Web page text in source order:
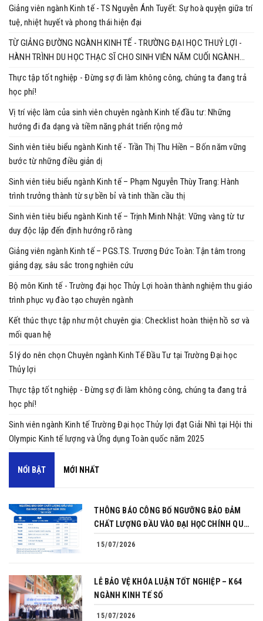
Giảng viên ngành Kinh tế - TS Nguyễn Ánh Tuyết: Sự hoà quyện giữa trí
tuệ, nhiệt huyết và phong thái hiện đại
TỪ GIẢNG ĐƯỜNG NGÀNH KINH TẾ - TRƯỜNG ĐẠI HỌC THUỶ LỢI -
HÀNH TRÌNH DU HỌC THẠC SĨ CHO SINH VIÊN NĂM CUỐI NGÀNH
KINH TẾ
Thực tập tốt nghiệp - Đừng sợ đi làm không công, chúng ta đang trả
học phí!
Vị trí việc làm của sinh viên chuyên ngành Kinh tế đầu tư: Những
hướng đi đa dạng và tiềm năng phát triển rộng mở
Sinh viên tiêu biểu ngành Kinh tế - Trần Thị Thu Hiền – Bốn năm vững
bước từ những điều giản dị
Sinh viên tiêu biểu ngành Kinh tế – Phạm Nguyễn Thùy Trang: Hành
trình trưởng thành từ sự bền bỉ và tinh thần cầu thị
Sinh viên tiêu biểu ngành Kinh tế – Trịnh Minh Nhật: Vững vàng từ tư
duy độc lập đến định hướng rõ ràng
Giảng viên ngành Kinh tế – PGS.TS. Trương Đức Toàn: Tận tâm trong
giảng dạy, sâu sắc trong nghiên cứu
Bộ môn Kinh tế - Trường đại học Thủy Lợi hoàn thành nghiệm thu giáo
trình phục vụ đào tạo chuyên ngành
Kết thúc thực tập như một chuyên gia: Checklist hoàn thiện hồ sơ và
mối quan hệ
5 lý do nên chọn Chuyên ngành Kinh Tế Đầu Tư tại Trường Đại học
Thủy lợi
Thực tập tốt nghiệp - Đừng sợ đi làm không công, chúng ta đang trả
học phí!
Sinh viên ngành Kinh tế Trường Đại học Thủy lợi đạt Giải Nhì tại Hội thi
Olympic Kinh tế lượng và Ứng dụng Toàn quốc năm 2025
NỔI BẬT MỚI NHẤT
THÔNG BÁO CÔNG BỐ NGƯỠNG BẢO ĐẢM
CHẤT LƯỢNG ĐẦU VÀO ĐẠI HỌC CHÍNH QUY
15/07/2026
LỄ BẢO VỆ KHÓA LUẬN TỐT NGHIỆP – K64
NGÀNH KINH TẾ SỐ
15/07/2026